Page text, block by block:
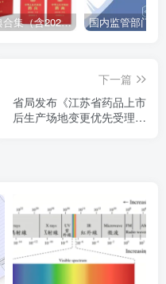
中国药典合集（含2025版以及历年所有版本下载地址）
下一篇
省局发布《江苏省药品上市
后生产场地变更优先受理审